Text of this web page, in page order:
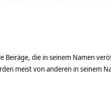
Beiräge, die in seinem Namen
meist von anderen in seinem